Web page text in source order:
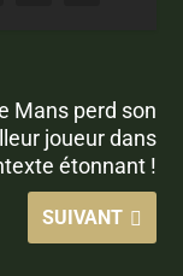
Mans perd son
joueur dans
étonnant !
SUIVANT